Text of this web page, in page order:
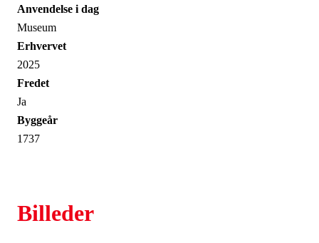
Anvendelse i dag
Museum
Erhvervet
2025
Fredet
Ja
Byggeår
1737
Billeder